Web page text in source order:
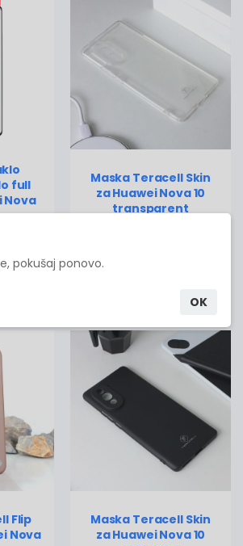
full
Nova
Maska Teracell Skin
za Huawei Nova 10
transparent
Flip
Nova
Maska Teracell Skin
za Huawei Nova 10
pokušaj ponovo.
OK